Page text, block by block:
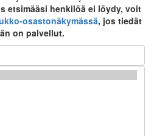
etsimääsi henkilöä ei löydy, voit
osastonäkymässä, jos tiedät
on palvellut.